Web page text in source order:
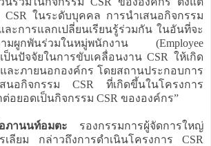
CSR ในระดับบุคคล การนำเสนอกิจกรรม
ละการแลกเปลี่ยนเรียนรู้ร่วมกัน ในอันที่จะ
ามผูกพันร่วมในหมู่พนักงาน (Employee
เป็นปัจจัยในการขับเคลื่อนงาน CSR ให้เกิด
และภายนอกองค์กร โดยสถานประกอบการ
สนอกิจกรรม CSR ที่เกิดขึ้นในโครงการ
อยอดเป็นกิจกรรม CSR ขององค์กร”
านนท์อมตะ รองกรรมการผู้จัดการใหญ่
ลียม กล่าวถึงการดำเนินโครงการ CSR